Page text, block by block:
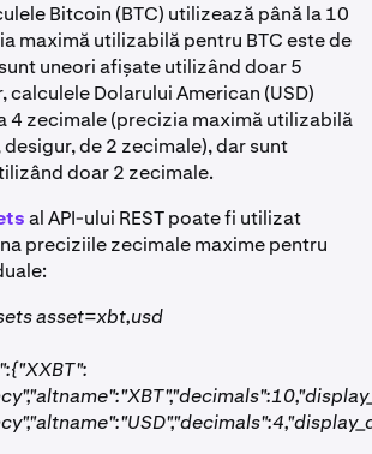
Bitcoin (BTC) utilizează până la 10
maximă utilizabilă pentru BTC este de
uneori afișate utilizând doar 5
calculele Dolarului American (USD)
4 zecimale (precizia maximă utilizabilă
desigur, de 2 zecimale), dar sunt
doar 2 zecimale.
al API-ului REST poate fi utilizat
preciziile zecimale maxime pentru
asset=xbt,usd